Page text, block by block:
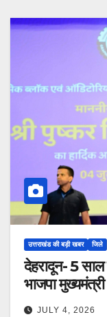
उत्तराखंड की बड़ी खबर जिले
देहरादून- 5
भाजपा
JULY 4, 2026